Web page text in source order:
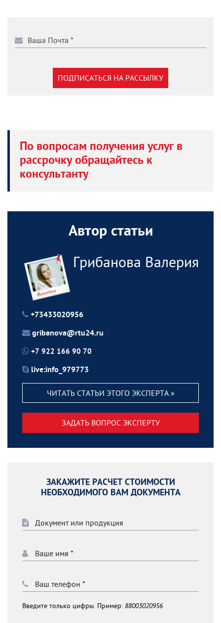
ПОДПИСАТЬСЯ НА РАССЫЛКУ
По вопросам получения услуг в
рассрочку обращайтесь к
консультанту
Автор статьи
Грибанова Валерия
+73433020956
gribanova@rtu24.ru
+7 922 166 90 70
live:info_979773
ЧИТАТЬ СТАТЬИ ЭТОГО ЭКСПЕРТА »
ЗАДАТЬ ВОПРОС ЭКСПЕРТУ
ЗАКАЖИТЕ РАСЧЕТ СТОИМОСТИ
НЕОБХОДИМОГО ВАМ ДОКУМЕНТА
Введите только цифры. Пример: 88003020956